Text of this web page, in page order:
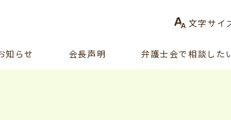
文字サイ
知らせ 会長声明 弁護士会で相談した